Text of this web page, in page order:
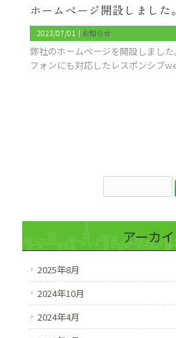
ホームページ開設しました。
2023/07/01｜ お知らせ
弊社のホームページを開設しまし
フォンにも対応したレスポンシブ
アーカ
2025年8月
2024年10月
2024年4月